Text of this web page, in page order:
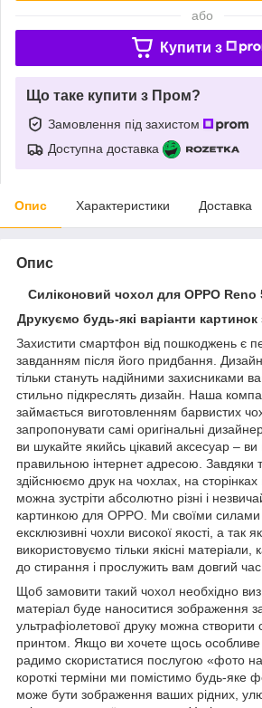
або
Купити з
Що таке купити з Пром?
Замовлення під захистом
Доступна доставка
Опис Характеристики Доставка
Опис
Силіконовий чохол для OPPO
Друкуємо будь-які варіанти
Захистити смартфон від пошкоджень є
завданням після його придбання.
тільки стануть надійними захисниками
стильно підкреслять дизайн. Наша
займається виготовленням барвистих
запропонувати самі оригінальні
ви шукайте якийсь цікавий аксесуар –
правильною інтернет адресою. Завдяки
здійснюємо друк на чохлах, на
можна зустріти абсолютно різні і
картинкою для OPPO. Ми своїми
ексклюзивні чохли високої якості, а так
використовуємо тільки якісні матеріали,
до стирання і прослужить вам довгий час.
Щоб замовити такий чохол необхідно
матеріал буде наноситися зображення
ультрафіолетової друку можна створити
принтом. Якщо ви хочете щось особливе
радимо скористатися послугою «фото
короткі терміни ми помістимо будь-яке
може бути зображення ваших рідних,